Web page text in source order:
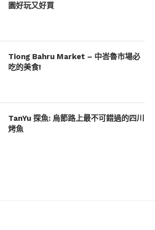
園好玩又好買
Tiong Bahru Market – 中峇魯市場必
吃的美食!
TanYu 探魚: 烏節路上最不可錯過的四川
烤魚